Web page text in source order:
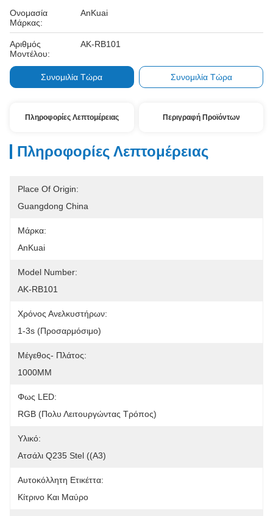
Ονομασία
Μάρκας:
AnKuai
Αριθμός
Μοντέλου:
AK-RB101
Συνομιλία Τώρα Συνομιλία Τώρα
Πληροφορίες Λεπτομέρειας Περιγραφή Προϊόντων
Πληροφορίες Λεπτομέρειας
Place Of Origin:
Guangdong China
Μάρκα:
AnKuai
Model Number:
AK-RB101
Χρόνος Ανελκυστήρων:
1-3s (προσαρμόσιμο)
Μέγεθος- Πλάτος:
1000MM
Φως LED:
RGB (πολυ Λειτουργώντας Τρόπος)
Υλικό:
Ατσάλι Q235 Stel ((A3)
Αυτοκόλλητη Ετικέττα:
Κίτρινο Και Μαύρο